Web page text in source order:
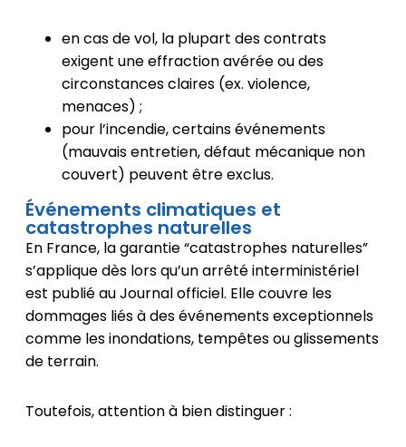
en cas de vol, la plupart des contrats
exigent une effraction avérée ou des
circonstances claires (ex. violence,
menaces) ;
pour l’incendie, certains événements
(mauvais entretien, défaut mécanique non
couvert) peuvent être exclus.
Événements climatiques et
catastrophes naturelles
En France, la garantie “catastrophes naturelles”
s’applique dès lors qu’un arrêté interministériel
est publié au Journal officiel. Elle couvre les
dommages liés à des événements exceptionnels
comme les inondations, tempêtes ou glissements
de terrain.
Toutefois, attention à bien distinguer :